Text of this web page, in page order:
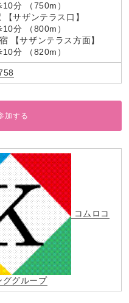
（750m）
サザンテラス口】
（800m）
【サザンテラス方面】
（820m）
加する
コムロコ
ググループ